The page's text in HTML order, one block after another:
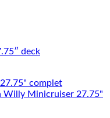
deck